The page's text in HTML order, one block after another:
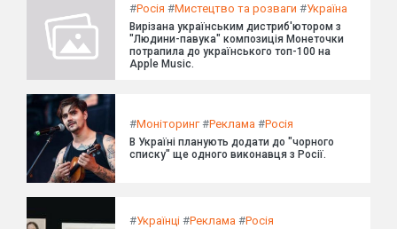
#Росія #Мистецтво та розваги #Україна
Вирізана українським дистриб'ютором з
"Людини-павука" композиція Монеточки
потрапила до українського топ-100 на
Apple Music.
#Моніторинг#Реклама #Росія
В Україні планують додати до "чорного
списку" ще одного виконавця з Росії.
#Українці #Реклама #Росія